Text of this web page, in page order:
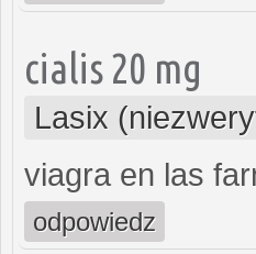
cialis 20 mg
Lasix
viagra en las
odpowiedz